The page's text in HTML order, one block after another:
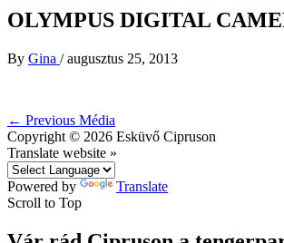
OLYMPUS DIGITAL
By Gina /augusztus 25, 2013
← Previous Média
Copyright © 2026 Esküvő Cipruson
Translate website »
Powered by
Translate
Scroll to Top